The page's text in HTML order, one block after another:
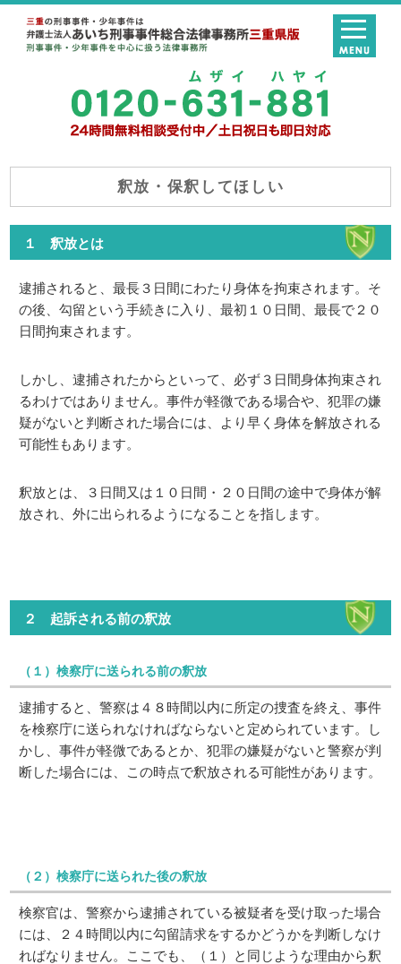
釈放・保釈してほしい
１ 釈放とは
逮捕されると、最長３日間にわたり身体を拘束されます。そ
の後、勾留という手続きに入り、最初１０日間、最長で２０
日間拘束されます。
しかし、逮捕されたからといって、必ず３日間身体拘束され
るわけではありません。事件が軽微である場合や、犯罪の嫌
疑がないと判断された場合には、より早く身体を解放される
可能性もあります。
釈放とは、３日間又は１０日間・２０日間の途中で身体が解
放され、外に出られるようになることを指します。
２ 起訴される前の釈放
（１）検察庁に送られる前の釈放
逮捕すると、警察は４８時間以内に所定の捜査を終え、事件
を検察庁に送られなければならないと定められています。し
かし、事件が軽微であるとか、犯罪の嫌疑がないと警察が判
断した場合には、この時点で釈放される可能性があります。
（２）検察庁に送られた後の釈放
検察官は、警察から逮捕されている被疑者を受け取った場合
には、２４時間以内に勾留請求をするかどうかを判断しなけ
ればなりません。ここでも、（１）と同じような理由から釈